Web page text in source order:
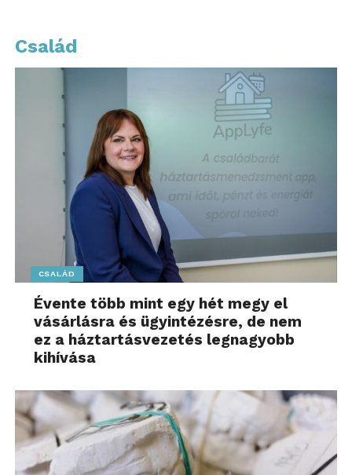
Család
CSALÁD
Évente több mint egy hét megy el
vásárlásra és ügyintézésre, de nem
ez a háztartásvezetés legnagyobb
kihívása